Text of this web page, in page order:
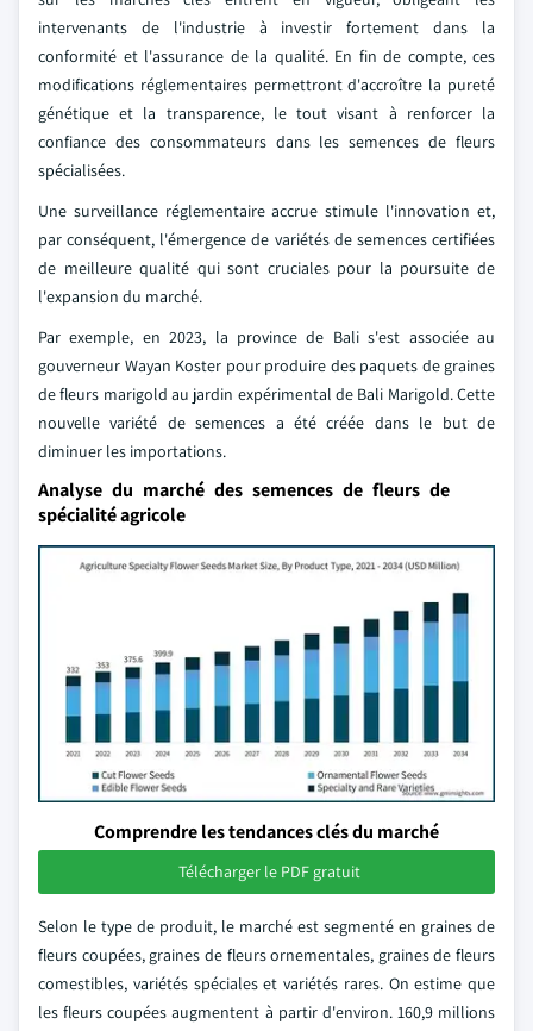
intervenants de l'industrie à investir fortement dans la
conformité et l'assurance de la qualité. En fin de compte, ces
modifications réglementaires permettront d'accroître la pureté
génétique et la transparence, le tout visant à renforcer la
confiance des consommateurs dans les semences de fleurs
spécialisées.
Une surveillance réglementaire accrue stimule l'innovation et,
par conséquent, l'émergence de variétés de semences certifiées
de meilleure qualité qui sont cruciales pour la poursuite de
l'expansion du marché.
Par exemple, en 2023, la province de Bali s'est associée au
gouverneur Wayan Koster pour produire des paquets de graines
de fleurs marigold au jardin expérimental de Bali Marigold. Cette
nouvelle variété de semences a été créée dans le but de
diminuer les importations.
Analyse du marché des semences de fleurs de
spécialité agricole
Comprendre les tendances clés du marché
Télécharger le PDF gratuit
Selon le type de produit, le marché est segmenté en graines de
fleurs coupées, graines de fleurs ornementales, graines de fleurs
comestibles, variétés spéciales et variétés rares. On estime que
les fleurs coupées augmentent à partir d'environ. 160,9 millions